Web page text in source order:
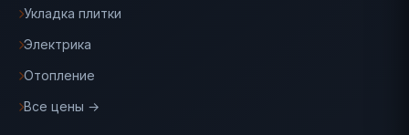
Укладка плитки
Электрика
Отопление
Все цены →